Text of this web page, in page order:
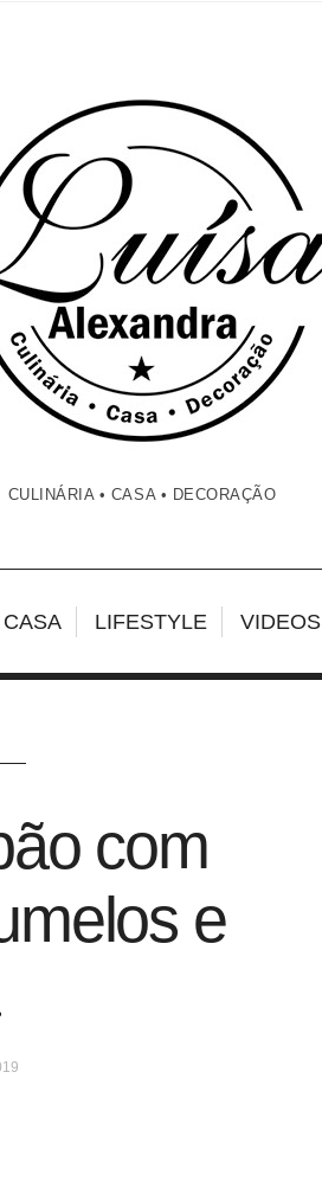
CULINÁRIA • CASA • DECORAÇÃO
CASA LIFESTYLE VIDEOS
com
e